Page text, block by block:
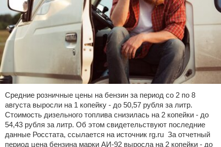
Средние розничные цены на бензин за период со 2 по 8
августа выросли на 1 копейку - до 50,57 рубля за литр.
Стоимость дизельного топлива снизилась на 2 копейки - до
54,43 рубля за литр. Об этом свидетельствуют последние
данные Росстата, ссылается на источник rg.ru За отчетный
период цена бензина марки АИ-92 выросла на 2 копейки - до